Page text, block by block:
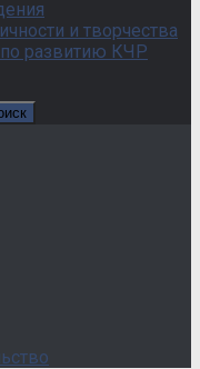
и творчества
развитию КЧР